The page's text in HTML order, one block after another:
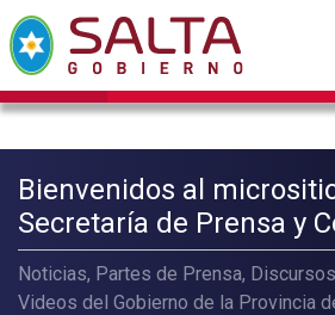
Bienvenidos al
Secretaría de Prensa y
Noticias, Partes de Prensa,
Videos del Gobierno de la Provincia